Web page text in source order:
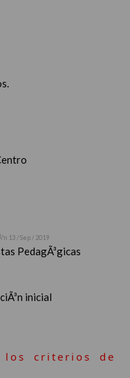
13 / Sep / 2019
PedagÃ³gicas
inicial
los criterios de